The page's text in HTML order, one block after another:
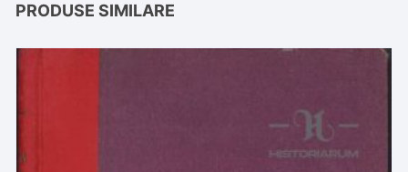
PRODUSE SIMILARE